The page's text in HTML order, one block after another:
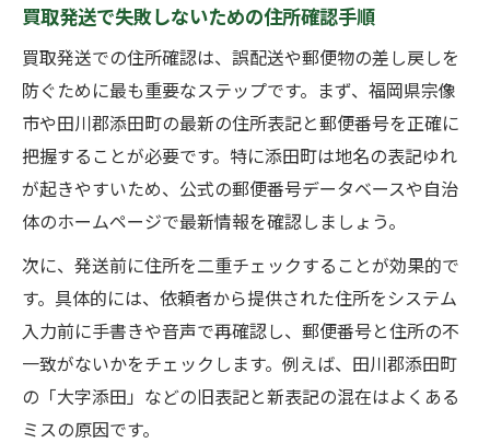
買取発送で失敗しないための住所確認手順
買取発送での住所確認は、誤配送や郵便物の差し戻しを
防ぐために最も重要なステップです。まず、福岡県宗像
市や田川郡添田町の最新の住所表記と郵便番号を正確に
把握することが必要です。特に添田町は地名の表記ゆれ
が起きやすいため、公式の郵便番号データベースや自治
体のホームページで最新情報を確認しましょう。
次に、発送前に住所を二重チェックすることが効果的で
す。具体的には、依頼者から提供された住所をシステム
入力前に手書きや音声で再確認し、郵便番号と住所の不
一致がないかをチェックします。例えば、田川郡添田町
の「大字添田」などの旧表記と新表記の混在はよくある
ミスの原因です。